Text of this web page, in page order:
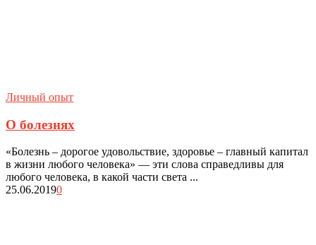
Личный опыт
О болезнях
«Болезнь – дорогое удовольствие, здоровье – главный капитал
в жизни любого человека» — эти слова справедливы для
любого человека, в какой части света ...
25.06.20190